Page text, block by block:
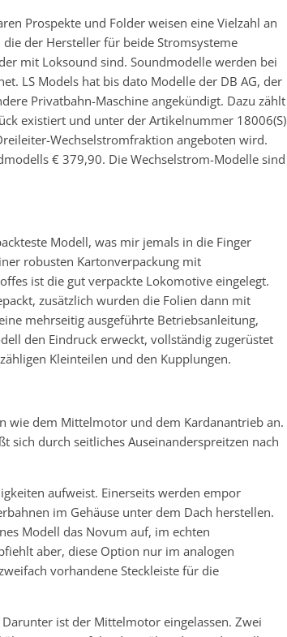
Prospekte und Folder weisen eine Vielzahl an
der Hersteller für beide Stromsysteme
mit Loksound sind. Soundmodelle werden bei
LS Models hat bis dato Modelle der DB AG, der
Privatbahn-Maschine angekündigt. Dazu zählt
existiert und unter der Artikelnummer 18006(S)
Wechselstromfraktion angeboten wird.
€ 379,90. Die Wechselstrom-Modelle sind
Modell, was mir jemals in die Finger
robusten Kartonverpackung mit
ist die gut verpackte Lokomotive eingelegt.
zusätzlich wurden die Folien dann mit
mehrseitig ausgeführte Betriebsanleitung,
den Eindruck erweckt, vollständig zugerüstet
Kleinteilen und den Kupplungen.
wie dem Mittelmotor und dem Kardanantrieb an.
sich durch seitliches Auseinanderspreitzen nach
aufweist. Einerseits werden empor
im Gehäuse unter dem Dach herstellen.
Modell das Novum auf, im echten
aber, diese Option nur im analogen
vorhandene Steckleiste für die
ist der Mittelmotor eingelassen. Zwei